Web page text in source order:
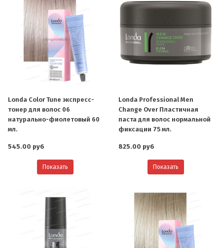
Londa Color Tune экспресс-
тонер для волос 06
натурально-фиолетовый 60
мл.
545.00 руб
Показать
Londa Professional Men
Change Over Пластичная
паста для волос нормальной
фиксации 75 мл.
825.00 руб
Показать